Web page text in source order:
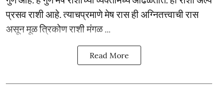
प्रसव राशी आहे. त्याचप्रमाणे मेष रास ही अग्नितत्त्वाची रास
असून मूळ त्रिकोण राशी मंगळ ...
Read More